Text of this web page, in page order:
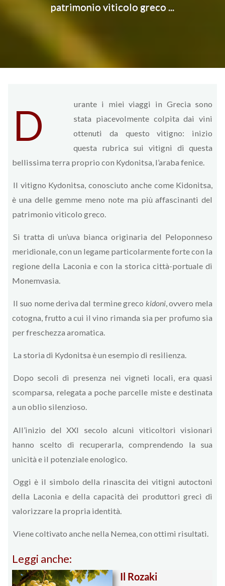
patrimonio viticolo greco ...
D
urante i miei viaggi in Grecia sono
stata piacevolmente colpita dai vini
ottenuti da questo vitigno: inizio
questa rubrica sui vitigni di questa
bellissima terra proprio con Kydonitsa, l’araba fenice.
Il vitigno Kydonitsa, conosciuto anche come Kidonitsa,
è una delle gemme meno note ma più affascinanti del
patrimonio viticolo greco.
Si tratta di un’uva bianca originaria del Peloponneso
meridionale, con un legame particolarmente forte con la
regione della Laconia e con la storica città-portuale di
Monemvasia.
Il suo nome deriva dal termine greco kidoni, ovvero mela
cotogna, frutto a cui il vino rimanda sia per profumo sia
per freschezza aromatica.
La storia di Kydonitsa è un esempio di resilienza.
Dopo secoli di presenza nei vigneti locali, era quasi
scomparsa, relegata a poche parcelle miste e destinata
a un oblio silenzioso.
All’inizio del XXI secolo alcuni viticoltori visionari
hanno scelto di recuperarla, comprendendo la sua
unicità e il potenziale enologico.
Oggi è il simbolo della rinascita dei vitigni autoctoni
della Laconia e della capacità dei produttori greci di
valorizzare la propria identità.
Viene coltivato anche nella Nemea, con ottimi risultati.
Leggi anche:
Il Rozaki